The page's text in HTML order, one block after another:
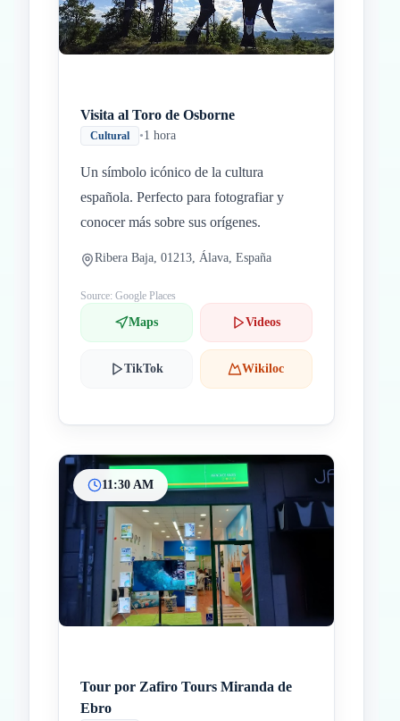
Visita al Toro de Osborne
Cultural •1 hora
Un símbolo icónico de la cultura
española. Perfecto para fotografiar y
conocer más sobre sus orígenes.
Ribera Baja, 01213, Álava, España
Source: Google Places
Maps Videos
TikTok Wikiloc
11:30 AM
Tour por Zafiro Tours Miranda de
Ebro